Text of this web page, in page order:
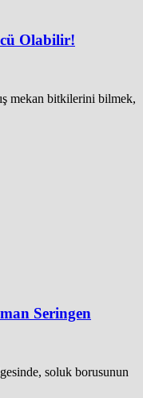
Olabilir!
mekan bitkilerini bilmek,
Seringen
soluk borusunun